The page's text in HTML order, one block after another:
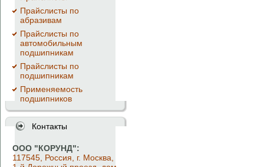
Прайслисты по
абразивам
Прайслисты по
автомобильным
подшипникам
Прайслисты по
подшипникам
Применяемость
подшипников
Контакты
ООО "КОРУНД":
117545, Россия, г. Москва,